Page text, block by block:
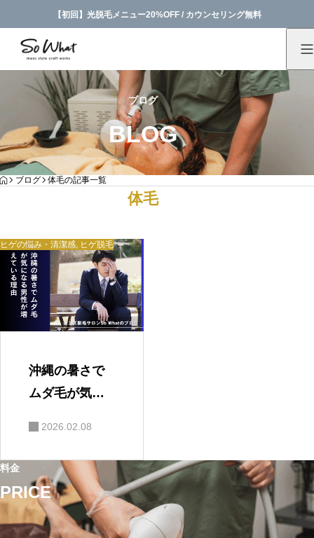
【初回】光脱毛メニュー20%OFF / カウンセリング無料
ブログ
BLOG
HOME
ブログ 体毛の記事一覧
体毛
ヒゲの悩み・清潔感 ヒゲ脱毛
沖縄の暑さで
ムダ毛が気に
2026.02.08
料金
PRICE